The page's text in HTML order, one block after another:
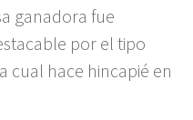
ganadora fue
por el tipo
cual hace hincapié en